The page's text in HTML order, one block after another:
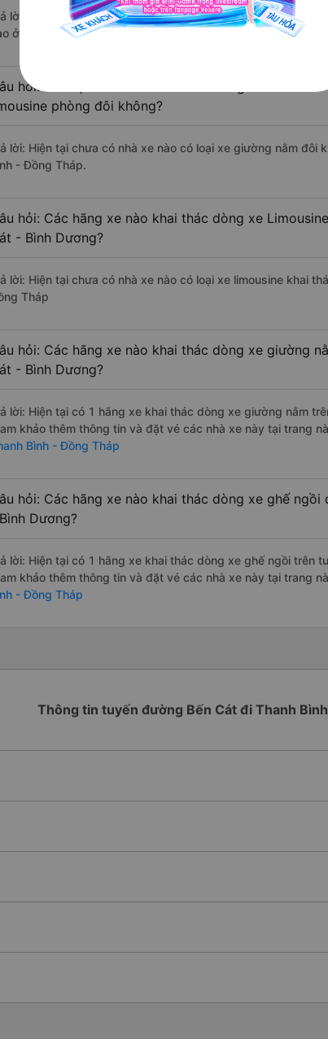
lời: Tạm thời chưa đủ review để đánh giá có nhà xe đi
ở tuyến đường này có chất lượng xuất sắc.
hỏi: Có loại xe Bến Cát - Bình Dương Thanh
phòng đôi không?
lời: Hiện tại chưa có nhà xe nào có loại xe giường nằm đôi
- Đồng Tháp.
hỏi: Các hãng xe nào khai thác dòng xe
- Bình Dương?
lời: Hiện tại chưa có nhà xe nào có loại xe limousine khai
Tháp
hỏi: Các hãng xe nào khai thác dòng xe giường
- Bình Dương?
lời: Hiện tại có 1 hãng xe khai thác dòng xe giường nằm
khảo thêm thông tin và đặt vé các nhà xe này tại trang
Bình - Đồng Tháp
hỏi: Các hãng xe nào khai thác dòng xe ghế
Dương?
lời: Hiện tại có 1 hãng xe khai thác dòng xe ghế ngồi trên
khảo thêm thông tin và đặt vé các nhà xe này tại trang
- Đồng Tháp
Thông tin tuyến đường Bến Cát đi Thanh Bình